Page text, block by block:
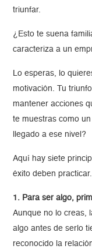
triunfar.
¿Esto te suena
caracteriza a un
Lo esperas, lo
motivación. Tu
mantener acciones
te muestras como
llegado a ese nivel?
Aquí hay siete
éxito deben practicar.
1. Para ser algo,
Aunque no lo creas,
algo antes de serlo
reconocido la